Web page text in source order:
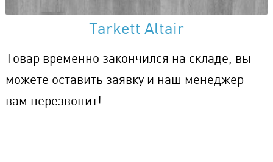
Tarkett Altair
Товар временно закончился на складе, вы
можете оставить заявку и наш менеджер
вам перезвонит!